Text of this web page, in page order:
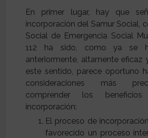
En primer lugar, hay que
incorporación del Samur Social,
Social de Emergencia Social
112 ha sido, como ya se
anteriormente, altamente eficaz
este sentido, parece oportuno
consideraciones más
comprender los
incorporación:
El proceso de
favorecido un proceso